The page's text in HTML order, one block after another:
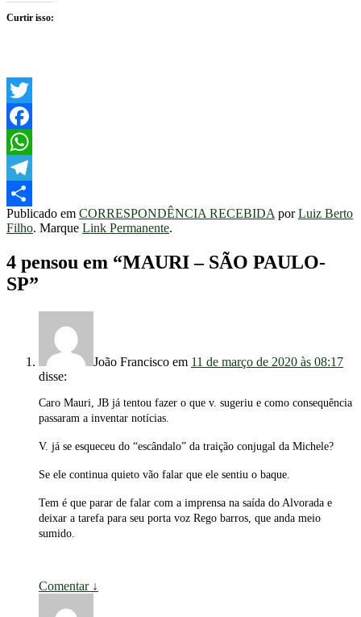
Curtir isso:
Twitter
Facebook
WhatsApp
Telegram
Share
Publicado em CORRESPONDÊNCIA RECEBIDA porLuiz Berto
Filho. Marque Link Permanente.
4 pensou em “MAURI – SÃO PAULO-
SP”
João Francisco em 11 de março de 2020 às 08:17
disse:
Caro Mauri, JB já tentou fazer o que v. sugeriu e como consequência
passaram a inventar notícias.
V. já se esqueceu do “escândalo” da traição conjugal da Michele?
Se ele continua quieto vão falar que ele sentiu o baque.
Tem é que parar de falar com a imprensa na saída do Alvorada e
deixar a tarefa para seu porta voz Rego barros, que anda meio
sumido.
Comentar ↓